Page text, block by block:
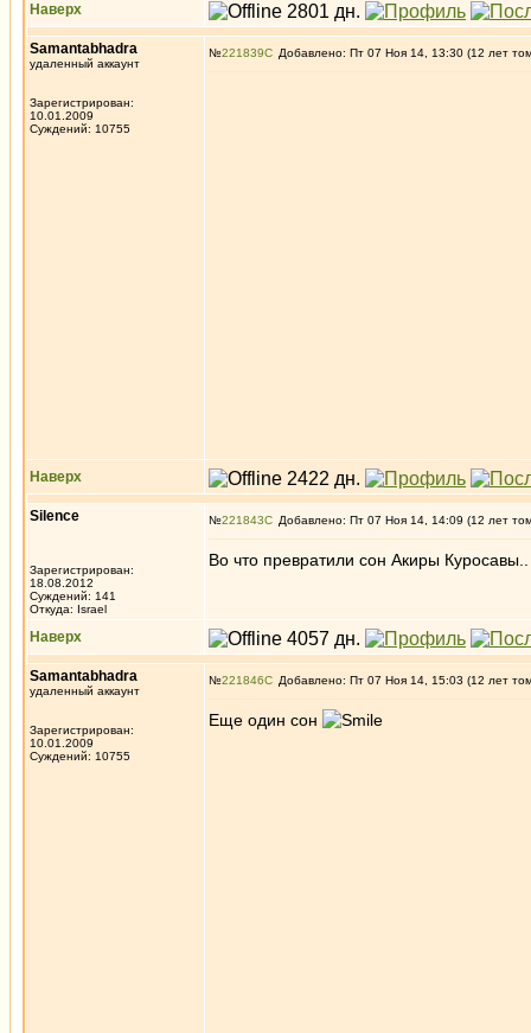
Наверх
Samantabhadra
удаленный аккаунт
Зарегистрирован:
10.01.2009
Суждений: 10755
№221839 Добавлено: Пт 07 Ноя 14, 13:30 (12 лет
Наверх
Silence
Зарегистрирован:
18.08.2012
Суждений: 141
Откуда: Israel
№221843 Добавлено: Пт 07 Ноя 14, 14:09 (12 лет
Во что превратили сон Акиры
Наверх
Samantabhadra
удаленный аккаунт
Зарегистрирован:
10.01.2009
Суждений: 10755
№221846 Добавлено: Пт 07 Ноя 14, 15:03 (12 лет
Еще один сон